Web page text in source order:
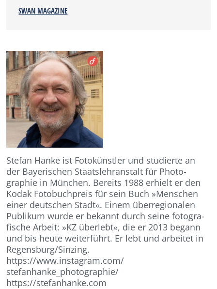
SWAN MAGAZINE
Stefan Hanke ist Fotokünstler und studierte an
der Bayerischen Staatslehranstalt für Photo-
graphie in München. Bereits 1988 erhielt er den
Kodak Fotobuchpreis für sein Buch »Menschen
einer deutschen Stadt«. Einem überregionalen
Publikum wurde er bekannt durch seine fotogra-
fische Arbeit: »KZ überlebt«, die er 2013 begann
und bis heute weiterführt. Er lebt und arbeitet in
Regensburg/Sinzing.
https://www.instagram.com/
stefanhanke_photographie/
https://stefanhanke.com